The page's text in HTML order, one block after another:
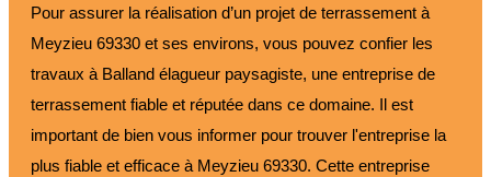
Pour assurer la réalisation d’un projet de terrassement à
Meyzieu 69330 et ses environs, vous pouvez confier les
travaux à Balland élagueur paysagiste, une entreprise de
terrassement fiable et réputée dans ce domaine. Il est
important de bien vous informer pour trouver l'entreprise la
plus fiable et efficace à Meyzieu 69330. Cette entreprise